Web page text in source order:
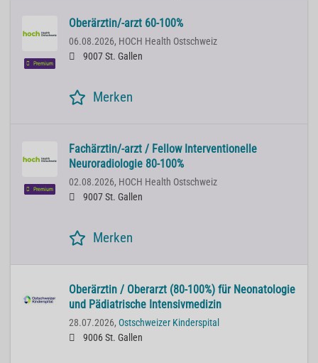
Premium
Oberärztin/-arzt 60-100%
06.08.2026, HOCH Health Ostschweiz
9007 St. Gallen
Merken
Premium
Fachärztin/-arzt / Fellow Interventionelle
Neuroradiologie 80-100%
02.08.2026, HOCH Health Ostschweiz
9007 St. Gallen
Merken
Oberärztin / Oberarzt (80-100%) für Neonatologie
und Pädiatrische Intensivmedizin
28.07.2026, Ostschweizer Kinderspital
9006 St. Gallen